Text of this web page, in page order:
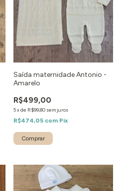
Saída maternidade Antonio -
Amarelo
R$499,00
5xde R$99,80 sem juros
R$474,05 com Pix
Comprar